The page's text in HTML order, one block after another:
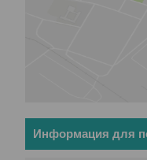
Информация для